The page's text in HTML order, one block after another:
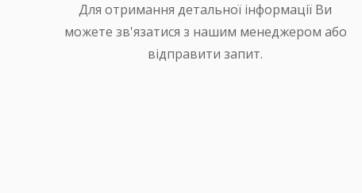
Для отримання детальної інформації Ви
можете зв'язатися з нашим менеджером або
відправити запит.